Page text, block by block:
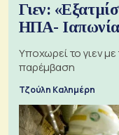
Γιεν:
ΗΠΑ-
Υποχωρεί το γιεν
παρέμβαση
Τζούλη Καλημέρη